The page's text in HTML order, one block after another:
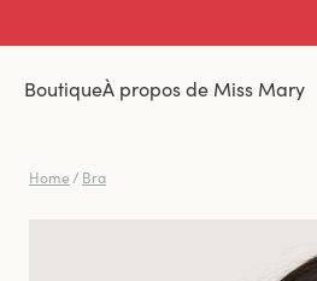
BoutiqueÀ propos de Miss Mary
Home / Bra